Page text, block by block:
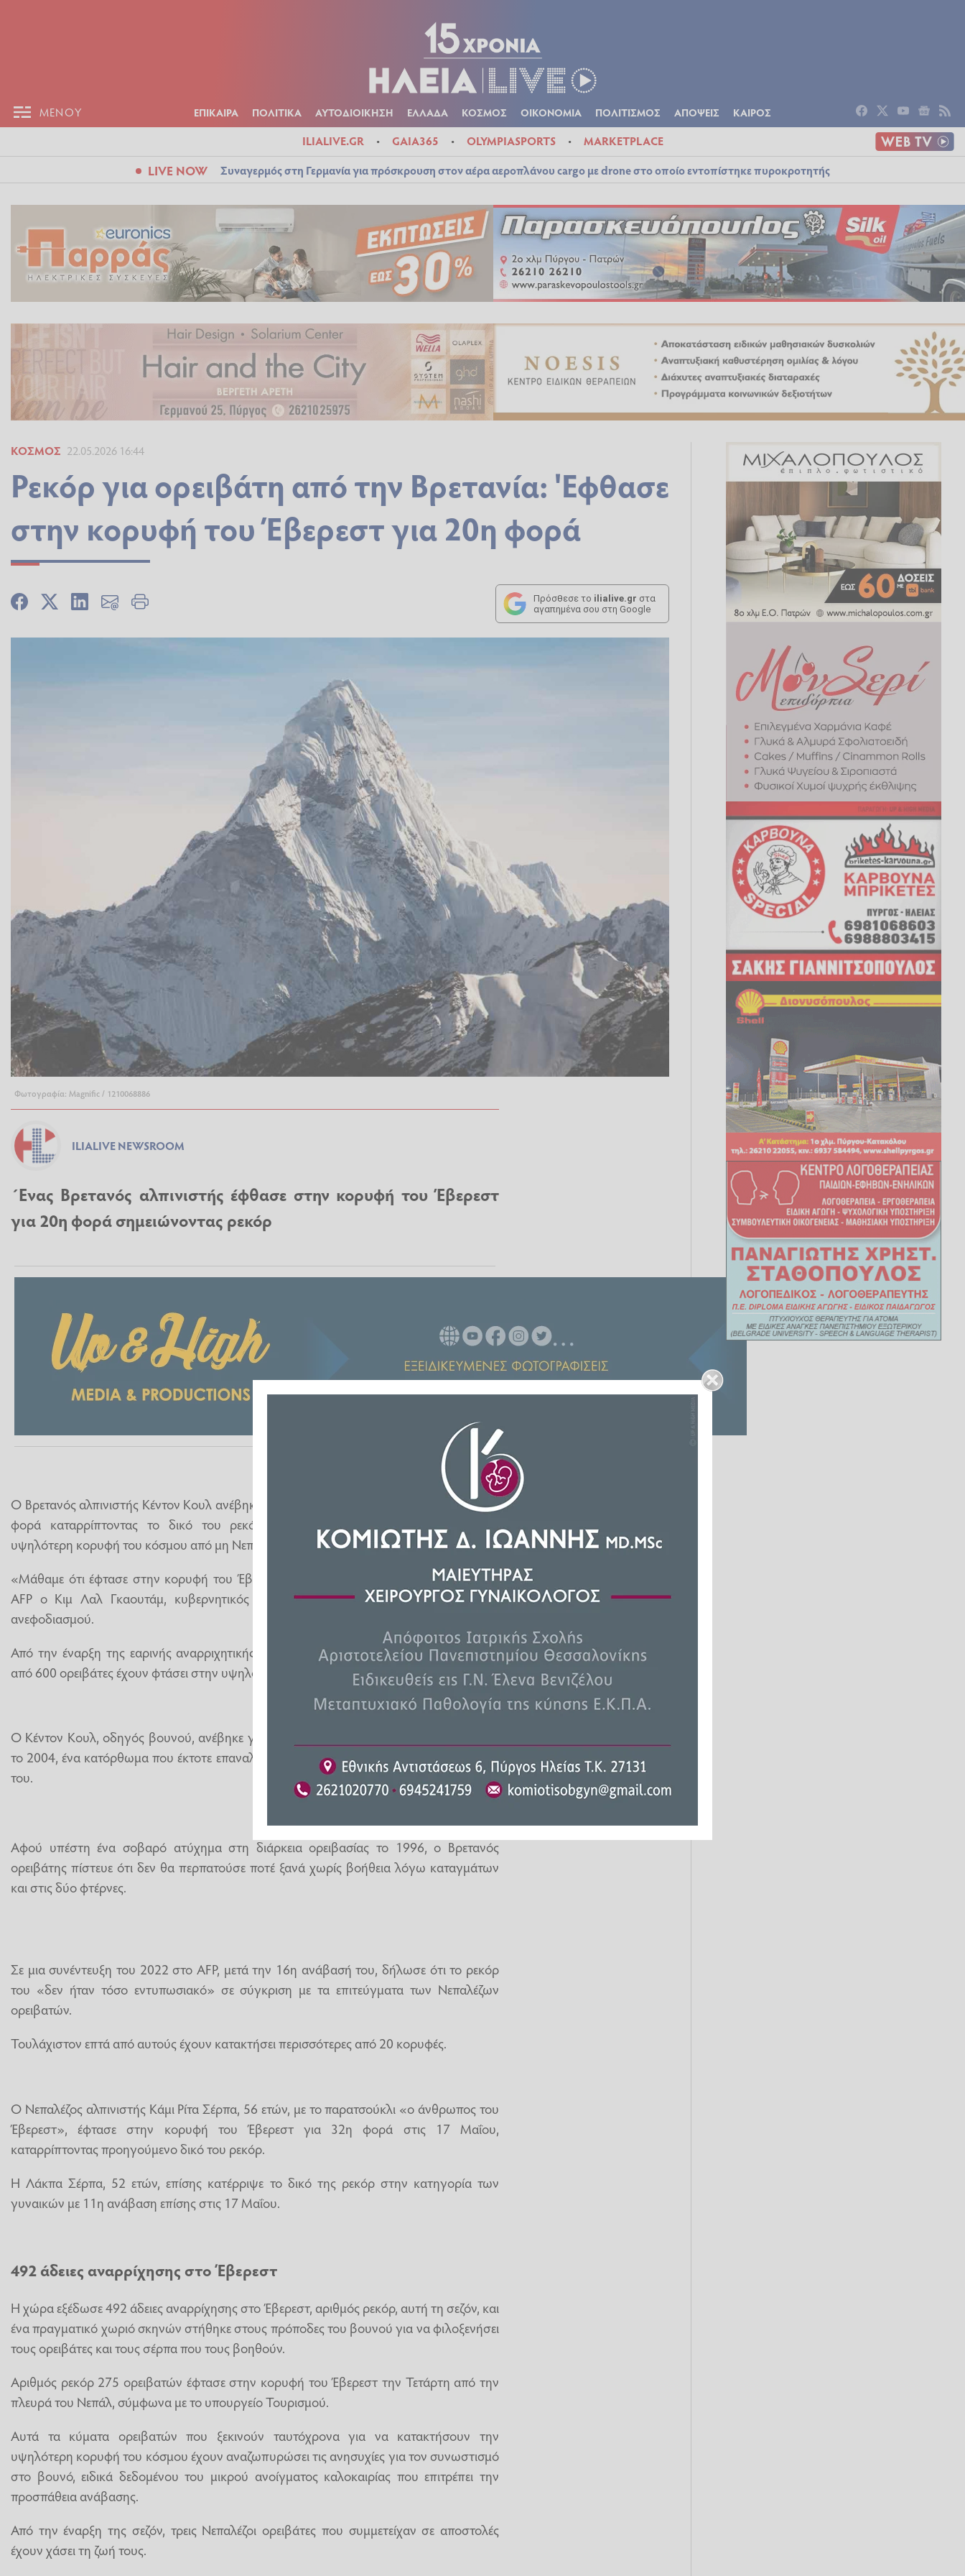
ΜΕΝΟΥ ΕΠΙΚΑΙΡΑ ΠΟΛΙΤΙΚΑ ΑΥΤΟΔΙΟΙΚΗΣΗ ΕΛΛΑΔΑ ΚΟΣΜΟΣ ΟΙΚΟΝΟΜΙΑ ΠΟΛΙΤΙΣΜΟΣ ΑΠΟΨΕΙΣ ΚΑΙΡΟΣ
ILIALIVE.GR GAIA365 OLYMPIASPORTS MARKETPLACE
LIVE NOW Συναγερμός στη Γερμανία για πρόσκρουση στον αέρα αεροπλάνου cargo με drone στο οποίο εντοπίστηκε πυροκροτητής
ΚΌΣΜΟΣ 22.05.2026 16:44
Ρεκόρ για ορειβάτη από την Βρετανία: 'Εφθασε
στην κορυφή του Έβερεστ για 20η φορά
Πρόσθεσε το ilialive.gr στα
αγαπημένα σου στη Google
Φωτογραφία: Magnific / 1210068886
ILIALIVE NEWSROOM
΄Ενας Βρετανός αλπινιστής έφθασε στην κορυφή του Έβερεστ
για 20η φορά σημειώνοντας ρεκόρ
Ο Βρετανός αλπινιστής Κέντον Κουλ ανέβηκε σήμερα στην κορυφή του Έβερεστ για 20η
φορά καταρρίπτοντας το δικό του ρεκόρ για τις περισσότερες αναβάσεις στην
υψηλότερη κορυφή του κόσμου από μη Νεπαλέζο ορειβάτη.
«Μάθαμε ότι έφτασε στην κορυφή του Έβερεστ νωρίς σήμερα το πρωί», δήλωσε στο
AFP ο Κιμ Λαλ Γκαουτάμ, κυβερνητικός αξιωματούχος, από τoν κεντρικό σταθμό
ανεφοδιασμού.
Από την έναρξη της εαρινής αναρριχητικής περιόδου (Απρίλιος-Ιούνιος), περισσότεροι
από 600 ορειβάτες έχουν φτάσει στην υψηλότερη κορυφή του κόσμου (8.849 μ.).
Ο Κέντον Κουλ, οδηγός βουνού, ανέβηκε για πρώτη φορά στην κορυφή των Ιμαλαΐων
το 2004, ένα κατόρθωμα που έκτοτε επαναλαμβάνει σχεδόν κάθε χρόνο μαζί με πελάτες
του.
Αφού υπέστη ένα σοβαρό ατύχημα στη διάρκεια ορειβασίας το 1996, ο Βρετανός
ορειβάτης πίστευε ότι δεν θα περπατούσε ποτέ ξανά χωρίς βοήθεια λόγω καταγμάτων
και στις δύο φτέρνες.
Σε μια συνέντευξη του 2022 στο AFP, μετά την 16η ανάβασή του, δήλωσε ότι το ρεκόρ
του «δεν ήταν τόσο εντυπωσιακό» σε σύγκριση με τα επιτεύγματα των Νεπαλέζων
ορειβατών.
Τουλάχιστον επτά από αυτούς έχουν κατακτήσει περισσότερες από 20 κορυφές.
Ο Νεπαλέζος αλπινιστής Κάμι Ρίτα Σέρπα, 56 ετών, με το παρατσούκλι «ο άνθρωπος του
Έβερεστ», έφτασε στην κορυφή του Έβερεστ για 32η φορά στις 17 Μαΐου,
καταρρίπτοντας προηγούμενο δικό του ρεκόρ.
Η Λάκπα Σέρπα, 52 ετών, επίσης κατέρριψε το δικό της ρεκόρ στην κατηγορία των
γυναικών με 11η ανάβαση επίσης στις 17 Μαΐου.
492 άδειες αναρρίχησης στο Έβερεστ
Η χώρα εξέδωσε 492 άδειες αναρρίχησης στο Έβερεστ, αριθμός ρεκόρ, αυτή τη σεζόν, και
ένα πραγματικό χωριό σκηνών στήθηκε στους πρόποδες του βουνού για να φιλοξενήσει
τους ορειβάτες και τους σέρπα που τους βοηθούν.
Αριθμός ρεκόρ 275 ορειβατών έφτασε στην κορυφή του Έβερεστ την Τετάρτη από την
πλευρά του Νεπάλ, σύμφωνα με το υπουργείο Τουρισμού.
Αυτά τα κύματα ορειβατών που ξεκινούν ταυτόχρονα για να κατακτήσουν την
υψηλότερη κορυφή του κόσμου έχουν αναζωπυρώσει τις ανησυχίες για τον συνωστισμό
στο βουνό, ειδικά δεδομένου του μικρού ανοίγματος καλοκαιρίας που επιτρέπει την
προσπάθεια ανάβασης.
Από την έναρξη της σεζόν, τρεις Νεπαλέζοι ορειβάτες που συμμετείχαν σε αποστολές
έχουν χάσει τη ζωή τους.